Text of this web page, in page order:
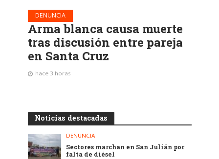
DENUNCIA
Arma blanca causa muerte
tras discusión entre pareja
en Santa Cruz
hace 3 horas
Noticias destacadas
DENUNCIA
Sectores marchan en San Julián por
falta de diésel